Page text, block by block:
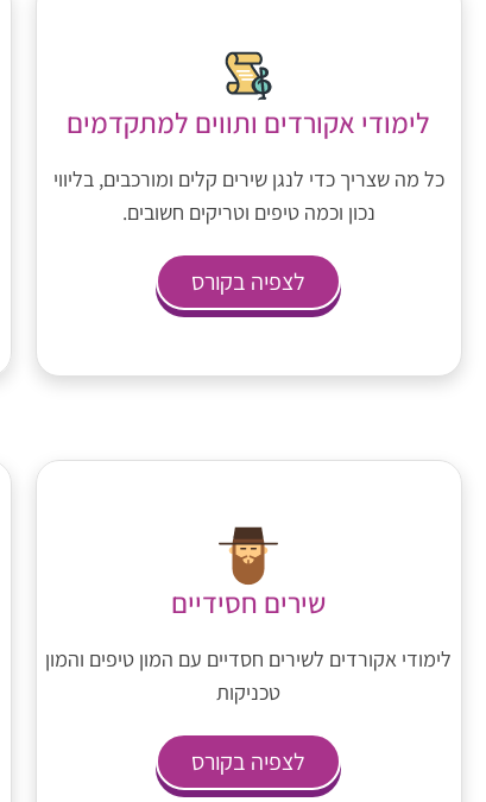
לימודי אקורדים ותווים למתקדמים
כל מה שצריך כדי לנגן שירים קלים ומורכבים, בליווי
נכון וכמה טיפים וטריקים חשובים.
לצפיה בקורס
שירים חסידיים
לימודי אקורדים לשירים חסדיים עם המון טיפים והמון
טכניקות
לצפיה בקורס